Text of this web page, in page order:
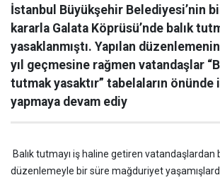
İstanbul Büyükşehir Belediyesi’nin
kararla Galata Köprüsü’nde balık
yasaklanmıştı. Yapılan
yıl geçmesine rağmen vatandaşlar
tutmak yasaktır” tabelaların önünde
yapmaya devam ediy
Balık tutmayı iş haline getiren vatandaşlardan
düzenlemeyle bir süre mağduriyet